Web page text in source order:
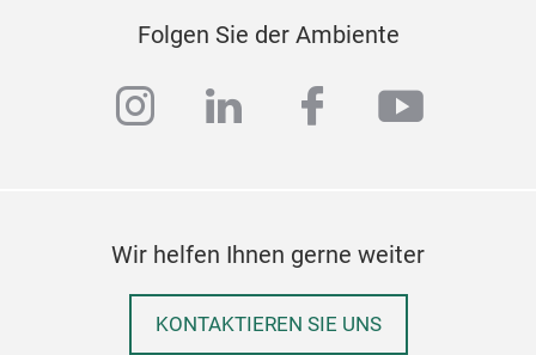
Folgen Sie der Ambiente
instagram
linkedinfacebook
Wir helfen Ihnen gerne weiter
KONTAKTIEREN SIE UNS